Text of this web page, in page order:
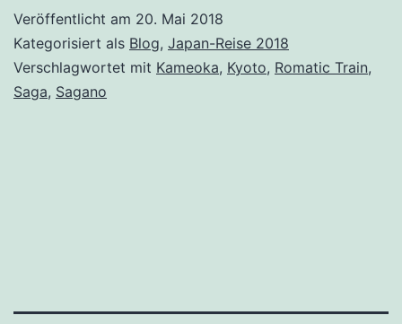
Veröffentlicht am 20. Mai 2018
Kategorisiert als Blog, Japan-Reise 2018
Verschlagwortet mit Kameoka, Kyoto, Romatic Train,
Saga, Sagano